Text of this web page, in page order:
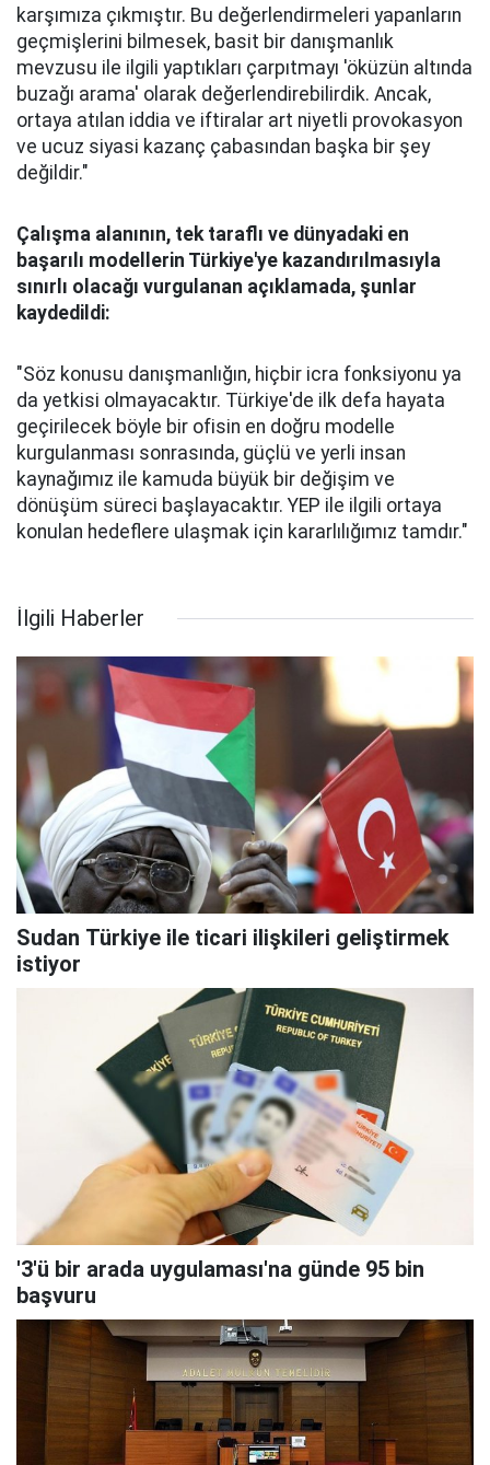
karşımıza çıkmıştır. Bu değerlendirmeleri yapanların
geçmişlerini bilmesek, basit bir danışmanlık
mevzusu ile ilgili yaptıkları çarpıtmayı 'öküzün altında
buzağı arama' olarak değerlendirebilirdik. Ancak,
ortaya atılan iddia ve iftiralar art niyetli provokasyon
ve ucuz siyasi kazanç çabasından başka bir şey
değildir."
Çalışma alanının, tek taraflı ve dünyadaki en
başarılı modellerin Türkiye'ye kazandırılmasıyla
sınırlı olacağı vurgulanan açıklamada, şunlar
kaydedildi:
"Söz konusu danışmanlığın, hiçbir icra fonksiyonu ya
da yetkisi olmayacaktır. Türkiye'de ilk defa hayata
geçirilecek böyle bir ofisin en doğru modelle
kurgulanması sonrasında, güçlü ve yerli insan
kaynağımız ile kamuda büyük bir değişim ve
dönüşüm süreci başlayacaktır. YEP ile ilgili ortaya
konulan hedeflere ulaşmak için kararlılığımız tamdır."
İlgili Haberler
Sudan Türkiye ile ticari ilişkileri geliştirmek
istiyor
'3'ü bir arada uygulaması'na günde 95 bin
başvuru